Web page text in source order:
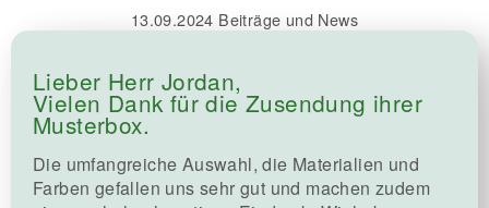
13.09.2024 Beiträge und News
Lieber Herr Jordan,
Vielen Dank für die Zusendung ihrer
Musterbox.
Die umfangreiche Auswahl, die Materialien und
Farben gefallen uns sehr gut und machen zudem